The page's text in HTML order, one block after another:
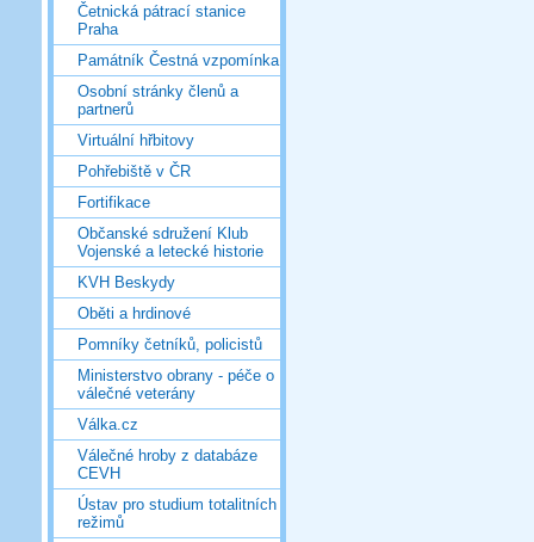
Četnická pátrací stanice
Praha
Památník Čestná vzpomínka
Osobní stránky členů a
partnerů
Virtuální hřbitovy
Pohřebiště v ČR
Fortifikace
Občanské sdružení Klub
Vojenské a letecké historie
KVH Beskydy
Oběti a hrdinové
Pomníky četníků, policistů
Ministerstvo obrany - péče o
válečné veterány
Válka.cz
Válečné hroby z databáze
CEVH
Ústav pro studium totalitních
režimů